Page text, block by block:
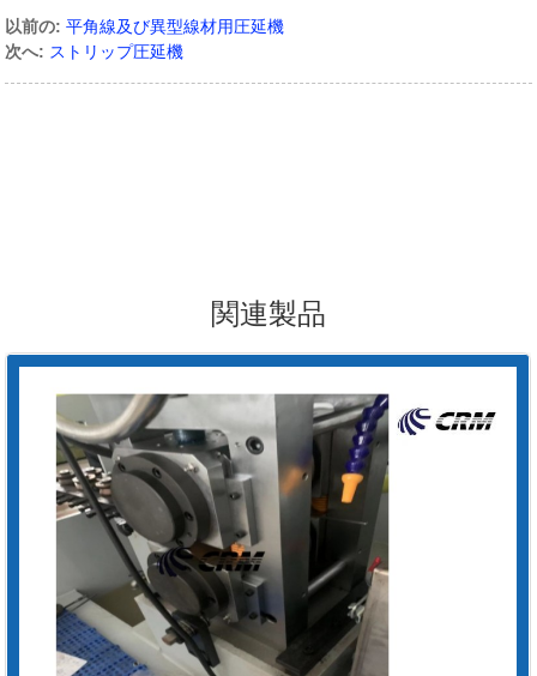
以前の: 平角線及び異型線材用圧延機
次へ: ストリップ圧延機
関連製品